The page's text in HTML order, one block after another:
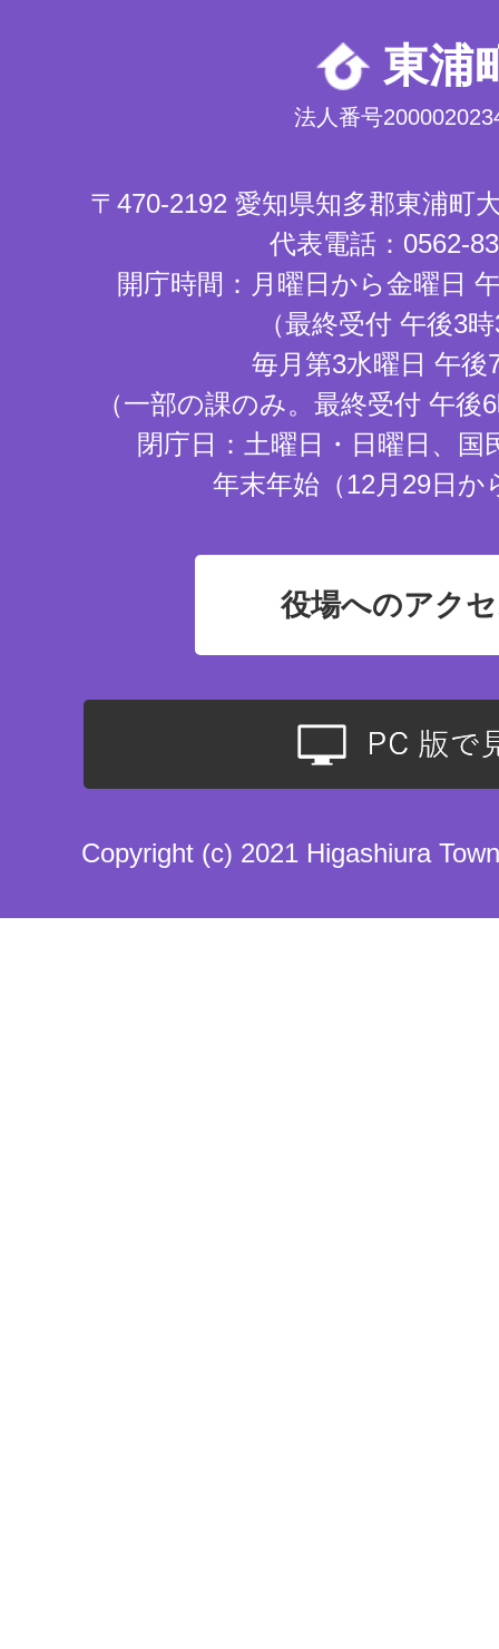
東浦
法人番号
〒470-2192 愛知県知多郡東浦町
代表電話：0562-
開庁時間：月曜日から金曜日
（最終受付 午後3
毎月第3水曜日 午後
（一部の課のみ。最終受付 午
閉庁日：土曜日・日曜日、国
年末年始（12月29日か
役場へのアク
Copyright (c) 2021 Higashiura